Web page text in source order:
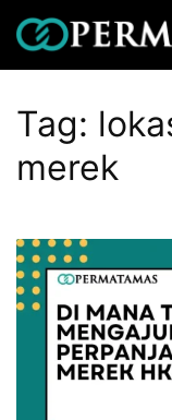
Tag:
merek